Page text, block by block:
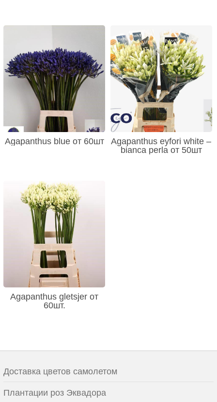
Agapanthus blue от 60шт
Agapanthus eyfori white –
bianca perla от 50шт
Agapanthus gletsjer от
60шт.
Доставка цветов самолетом
Плантации роз Эквадора